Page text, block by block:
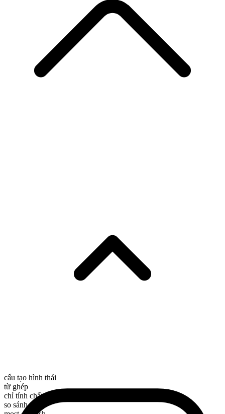
cấu tạo hình thái
từ ghép
chỉ tính chất
so sánh nhất